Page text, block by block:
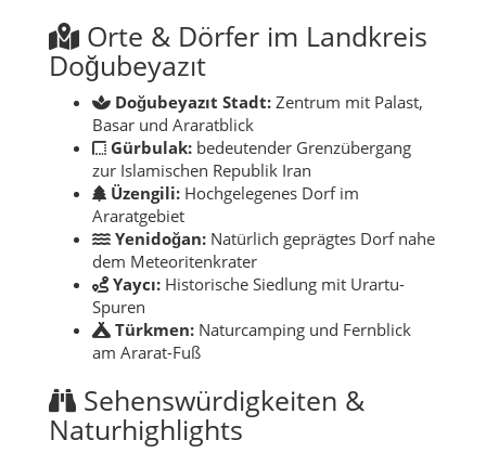
Orte & Dörfer im Landkreis
Doğubeyazıt
Doğubeyazıt Stadt: Zentrum mit Palast,
Basar und Araratblick
Gürbulak: bedeutender Grenzübergang
zur Islamischen Republik Iran
Üzengili: Hochgelegenes Dorf im
Araratgebiet
Yenidoğan: Natürlich geprägtes Dorf nahe
dem Meteoritenkrater
Yaycı: Historische Siedlung mit Urartu-
Spuren
Türkmen: Naturcamping und Fernblick
am Ararat-Fuß
Sehenswürdigkeiten &
Naturhighlights